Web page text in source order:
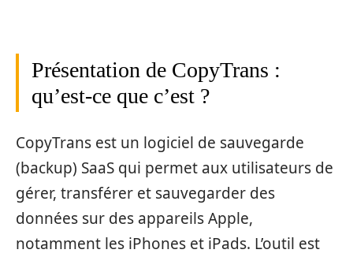
Présentation de CopyTrans :
qu’est-ce que c’est ?
CopyTrans est un logiciel de sauvegarde
(backup) SaaS qui permet aux utilisateurs de
gérer, transférer et sauvegarder des
données sur des appareils Apple,
notamment les iPhones et iPads. L’outil est